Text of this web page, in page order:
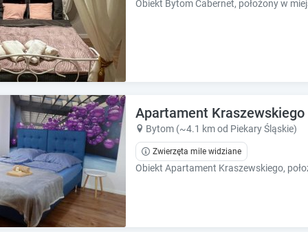
s
t
i
o
n
m
a
k
k
e
y
t
o
e
s
k
e
y
Apartament Kraszewskiego
Bytom (~4.1 km od Piekary Śląskie)
Zwierzęta mile widziane